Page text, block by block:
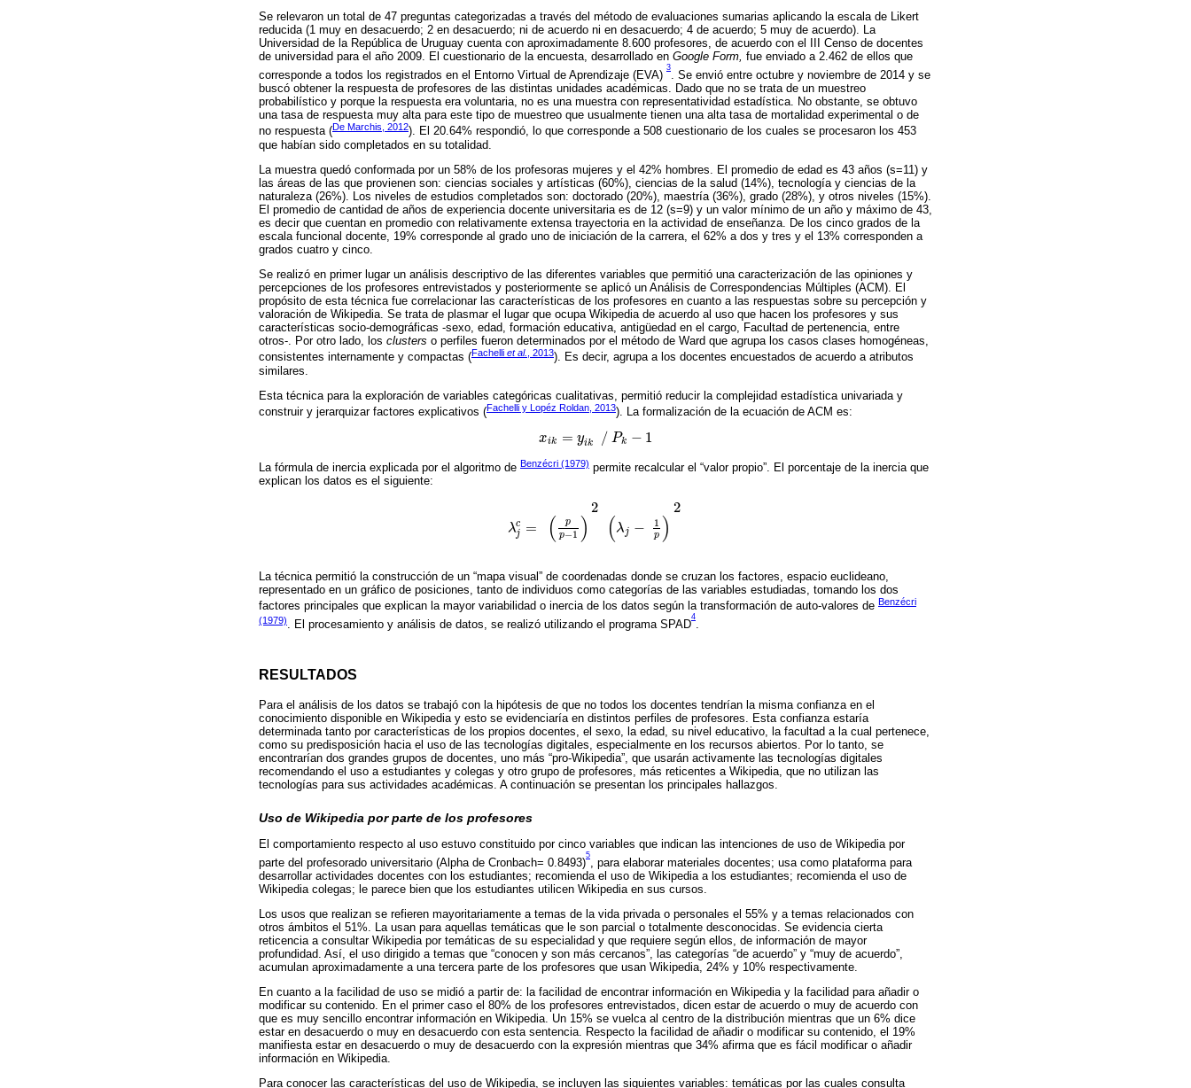
Se relevaron un total de 47 preguntas categorizadas a través del método de evaluaciones sumarias aplicando la escala de Likert
reducida (1 muy en desacuerdo; 2 en desacuerdo; ni de acuerdo ni en desacuerdo; 4 de acuerdo; 5 muy de acuerdo). La
Universidad de la República de Uruguay cuenta con aproximadamente 8.600 profesores, de acuerdo con el III Censo de docentes
de universidad para el año 2009. El cuestionario de la encuesta, desarrollado en Google Form, fue enviado a 2.462 de ellos que
corresponde a todos los registrados en el Entorno Virtual de Aprendizaje (EVA)
3
. Se envió entre octubre y noviembre de 2014 y se
buscó obtener la respuesta de profesores de las distintas unidades académicas. Dado que no se trata de un muestreo
probabilístico y porque la respuesta era voluntaria, no es una muestra con representatividad estadística. No obstante, se obtuvo
una tasa de respuesta muy alta para este tipo de muestreo que usualmente tienen una alta tasa de mortalidad experimental o de
no respuesta (De Marchis, 2012). El 20.64% respondió, lo que corresponde a 508 cuestionario de los cuales se procesaron los 453
que habían sido completados en su totalidad.
La muestra quedó conformada por un 58% de los profesoras mujeres y el 42% hombres. El promedio de edad es 43 años (s=11) y
las áreas de las que provienen son: ciencias sociales y artísticas (60%), ciencias de la salud (14%), tecnología y ciencias de la
naturaleza (26%). Los niveles de estudios completados son: doctorado (20%), maestría (36%), grado (28%), y otros niveles (15%).
El promedio de cantidad de años de experiencia docente universitaria es de 12 (s=9) y un valor mínimo de un año y máximo de 43,
es decir que cuentan en promedio con relativamente extensa trayectoria en la actividad de enseñanza. De los cinco grados de la
escala funcional docente, 19% corresponde al grado uno de iniciación de la carrera, el 62% a dos y tres y el 13% corresponden a
grados cuatro y cinco.
Se realizó en primer lugar un análisis descriptivo de las diferentes variables que permitió una caracterización de las opiniones y
percepciones de los profesores entrevistados y posteriormente se aplicó un Análisis de Correspondencias Múltiples (ACM). El
propósito de esta técnica fue correlacionar las características de los profesores en cuanto a las respuestas sobre su percepción y
valoración de Wikipedia. Se trata de plasmar el lugar que ocupa Wikipedia de acuerdo al uso que hacen los profesores y sus
características socio-demográficas -sexo, edad, formación educativa, antigüedad en el cargo, Facultad de pertenencia, entre
otros-. Por otro lado, los clusters o perfiles fueron determinados por el método de Ward que agrupa los casos clases homogéneas,
consistentes internamente y compactas (Fachelli et al. , 2013). Es decir, agrupa a los docentes encuestados de acuerdo a atributos
similares.
Esta técnica para la exploración de variables categóricas cualitativas, permitió reducir la complejidad estadística univariada y
construir y jerarquizar factores explicativos (Fachelli y Lopéz Roldan, 2013). La formalización de la ecuación de ACM es:
xik = yik ∕ Pk − 1
xik= yik ∕Pk 1
La fórmula de inercia explicada por el algoritmo de Benzécri (1979) permite recalcular el “valor propio”. El porcentaje de la inercia que
explican los datos es el siguiente:
λc
j
= (
p
p−1 )
2
(λj − 1
p )
2
λjc = p -12 λ j- 2
La técnica permitió la construcción de un “mapa visual” de coordenadas donde se cruzan los factores, espacio euclideano,
representado en un gráfico de posiciones, tanto de individuos como categorías de las variables estudiadas, tomando los dos
factores principales que explican la mayor variabilidad o inercia de los datos según la transformación de auto-valores de Benzécri
(1979). El procesamiento y análisis de datos, se realizó utilizando el programa SPAD
4
.
RESULTADOS
Para el análisis de los datos se trabajó con la hipótesis de que no todos los docentes tendrían la misma confianza en el
conocimiento disponible en Wikipedia y esto se evidenciaría en distintos perfiles de profesores. Esta confianza estaría
determinada tanto por características de los propios docentes, el sexo, la edad, su nivel educativo, la facultad a la cual pertenece,
como su predisposición hacia el uso de las tecnologías digitales, especialmente en los recursos abiertos. Por lo tanto, se
encontrarían dos grandes grupos de docentes, uno más “pro-Wikipedia”, que usarán activamente las tecnologías digitales
recomendando el uso a estudiantes y colegas y otro grupo de profesores, más reticentes a Wikipedia, que no utilizan las
tecnologías para sus actividades académicas. A continuación se presentan los principales hallazgos.
Uso de Wikipedia por parte de los profesores
El comportamiento respecto al uso estuvo constituido por cinco variables que indican las intenciones de uso de Wikipedia por
parte del profesorado universitario (Alpha de Cronbach= 0.8493)
5
, para elaborar materiales docentes; usa como plataforma para
desarrollar actividades docentes con los estudiantes; recomienda el uso de Wikipedia a los estudiantes; recomienda el uso de
Wikipedia colegas; le parece bien que los estudiantes utilicen Wikipedia en sus cursos.
Los usos que realizan se refieren mayoritariamente a temas de la vida privada o personales el 55% y a temas relacionados con
otros ámbitos el 51%. La usan para aquellas temáticas que le son parcial o totalmente desconocidas. Se evidencia cierta
reticencia a consultar Wikipedia por temáticas de su especialidad y que requiere según ellos, de información de mayor
profundidad. Así, el uso dirigido a temas que “conocen y son más cercanos”, las categorías “de acuerdo” y “muy de acuerdo”,
acumulan aproximadamente a una tercera parte de los profesores que usan Wikipedia, 24% y 10% respectivamente.
En cuanto a la facilidad de uso se midió a partir de: la facilidad de encontrar información en Wikipedia y la facilidad para añadir o
modificar su contenido. En el primer caso el 80% de los profesores entrevistados, dicen estar de acuerdo o muy de acuerdo con
que es muy sencillo encontrar información en Wikipedia. Un 15% se vuelca al centro de la distribución mientras que un 6% dice
estar en desacuerdo o muy en desacuerdo con esta sentencia. Respecto la facilidad de añadir o modificar su contenido, el 19%
manifiesta estar en desacuerdo o muy de desacuerdo con la expresión mientras que 34% afirma que es fácil modificar o añadir
información en Wikipedia.
Para conocer las características del uso de Wikipedia, se incluyen las siguientes variables: temáticas por las cuales consulta